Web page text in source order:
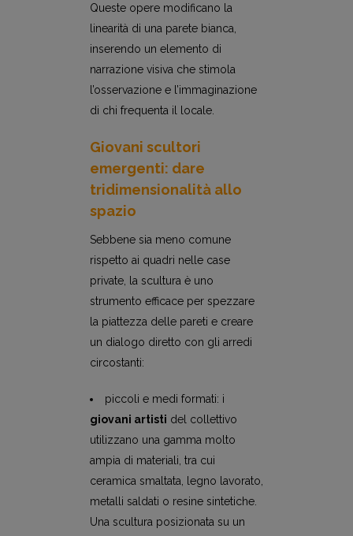
Queste opere modificano la
linearità di una parete bianca,
inserendo un elemento di
narrazione visiva che stimola
l’osservazione e l’immaginazione
di chi frequenta il locale.
Giovani scultori
emergenti: dare
tridimensionalità allo
spazio
Sebbene sia meno comune
rispetto ai quadri nelle case
private, la scultura è uno
strumento efficace per spezzare
la piattezza delle pareti e creare
un dialogo diretto con gli arredi
circostanti:
piccoli e medi formati: i
giovani artisti del collettivo
utilizzano una gamma molto
ampia di materiali, tra cui
ceramica smaltata, legno lavorato,
metalli saldati o resine sintetiche.
Una scultura posizionata su un